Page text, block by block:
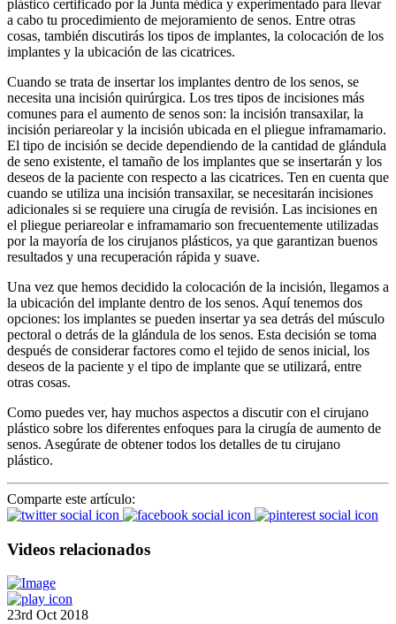
plástico certificado por la Junta médica y experimentado para llevar
a cabo tu procedimiento de mejoramiento de senos. Entre otras
cosas, también discutirás los tipos de implantes, la colocación de los
implantes y la ubicación de las cicatrices.
Cuando se trata de insertar los implantes dentro de los senos, se
necesita una incisión quirúrgica. Los tres tipos de incisiones más
comunes para el aumento de senos son: la incisión transaxilar, la
incisión periareolar y la incisión ubicada en el pliegue inframamario.
El tipo de incisión se decide dependiendo de la cantidad de glándula
de seno existente, el tamaño de los implantes que se insertarán y los
deseos de la paciente con respecto a las cicatrices. Ten en cuenta que
cuando se utiliza una incisión transaxilar, se necesitarán incisiones
adicionales si se requiere una cirugía de revisión. Las incisiones en
el pliegue periareolar e inframamario son frecuentemente utilizadas
por la mayoría de los cirujanos plásticos, ya que garantizan buenos
resultados y una recuperación rápida y suave.
Una vez que hemos decidido la colocación de la incisión, llegamos a
la ubicación del implante dentro de los senos. Aquí tenemos dos
opciones: los implantes se pueden insertar ya sea detrás del músculo
pectoral o detrás de la glándula de los senos. Esta decisión se toma
después de considerar factores como el tejido de senos inicial, los
deseos de la paciente y el tipo de implante que se utilizará, entre
otras cosas.
Como puedes ver, hay muchos aspectos a discutir con el cirujano
plástico sobre los diferentes enfoques para la cirugía de aumento de
senos. Asegúrate de obtener todos los detalles de tu cirujano
plástico.
Comparte este artículo:
Videos relacionados
23rd Oct 2018